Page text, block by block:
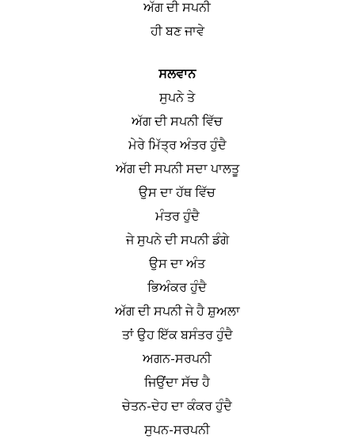
ਅੱਗ ਦੀ ਸਪਨੀ
ਹੀ ਬਣ ਜਾਵੇ
ਸਲਵਾਨ
ਸੁਪਨੇ ਤੇ
ਅੱਗ ਦੀ ਸਪਨੀ ਵਿੱਚ
ਮੇਰੇ ਮਿੱਤ੍ਰ ਅੰਤਰ ਹੁੰਦੈ
ਅੱਗ ਦੀ ਸਪਨੀ ਸਦਾ ਪਾਲਤੂ
ਉਸ ਦਾ ਹੱਥ ਵਿੱਚ
ਮੰਤਰ ਹੁੰਦੈ
ਜੇ ਸੁਪਨੇ ਦੀ ਸਪਨੀ ਡੰਗੇ
ਉਸ ਦਾ ਅੰਤ
ਭਿਅੰਕਰ ਹੁੰਦੈ
ਅੱਗ ਦੀ ਸਪਨੀ ਜੇ ਹੈ ਸ਼ੁਅਲਾ
ਤਾਂ ਉਹ ਇੱਕ ਬਸੰਤਰ ਹੁੰਦੈ
ਅਗਨ-ਸਰਪਨੀ
ਜਿਉਂਦਾ ਸੱਚ ਹੈ
ਚੇਤਨ-ਦੇਹ ਦਾ ਕੰਕਰ ਹੁੰਦੈ
ਸੁਪਨ-ਸਰਪਨੀ